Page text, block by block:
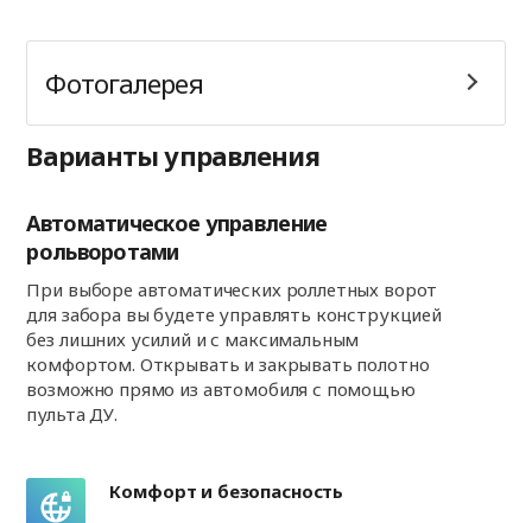
Фотогалерея
Варианты управления
Автоматическое управление
рольворотами
При выборе автоматических роллетных ворот
для забора вы будете управлять конструкцией
без лишних усилий и с максимальным
комфортом. Открывать и закрывать полотно
возможно прямо из автомобиля с помощью
пульта ДУ.
Комфорт и безопасность